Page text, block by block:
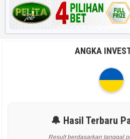
ANGKA
🔔 Hasil Terbaru
Result berdasarkan tanggal